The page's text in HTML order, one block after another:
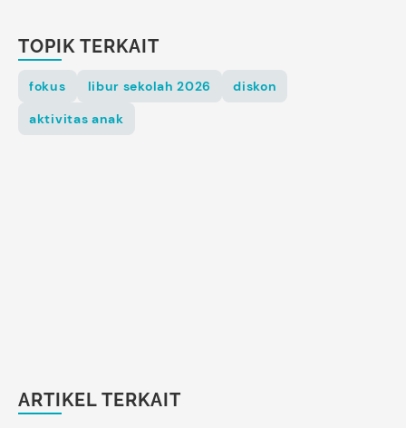
TOPIK TERKAIT
fokus libur sekolah 2026
diskon
aktivitas anak
ARTIKEL TERKAIT